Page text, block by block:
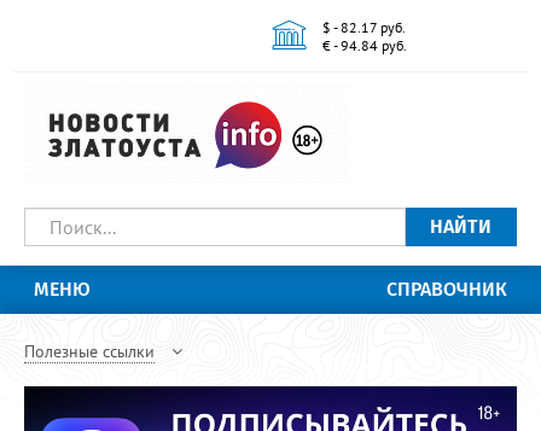
$ - 82.17 руб.
€ - 94.84 руб.
НАЙТИ
МЕНЮ СПРАВОЧНИК
Полезные ссылки